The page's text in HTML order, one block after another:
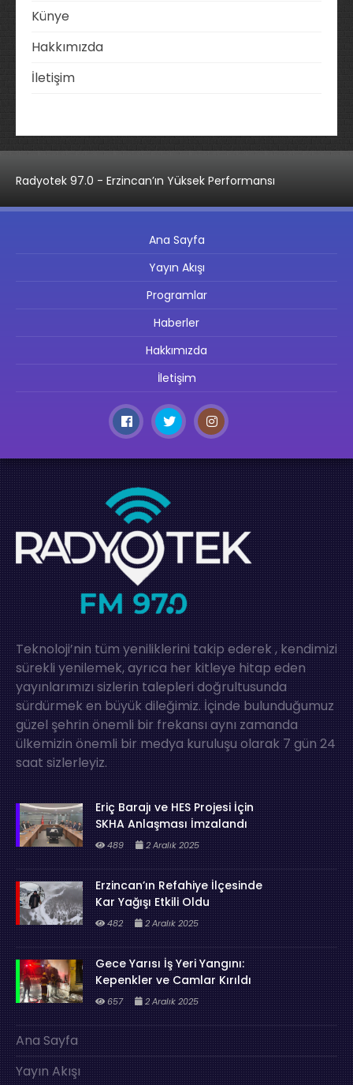
Künye
Hakkımızda
İletişim
Radyotek 97.0 - Erzincan’ın Yüksek Performansı
Ana Sayfa
Yayın Akışı
Programlar
Haberler
Hakkımızda
İletişim
Teknoloji’nin tüm yeniliklerini takip ederek , kendimizi
sürekli yenilemek, ayrıca her kitleye hitap eden
yayınlarımızı sizlerin talepleri doğrultusunda
sürdürmek en büyük dileğimiz. İçinde bulunduğumuz
güzel şehrin önemli bir frekansı aynı zamanda
ülkemizin önemli bir medya kuruluşu olarak 7 gün 24
saat sizlerleyiz.
Eriç Barajı ve HES Projesi İçin
SKHA Anlaşması İmzalandı
489 2 Aralık 2025
Erzincan’ın Refahiye İlçesinde
Kar Yağışı Etkili Oldu
482 2 Aralık 2025
Gece Yarısı İş Yeri Yangını:
Kepenkler ve Camlar Kırıldı
657 2 Aralık 2025
Ana Sayfa
Yayın Akışı